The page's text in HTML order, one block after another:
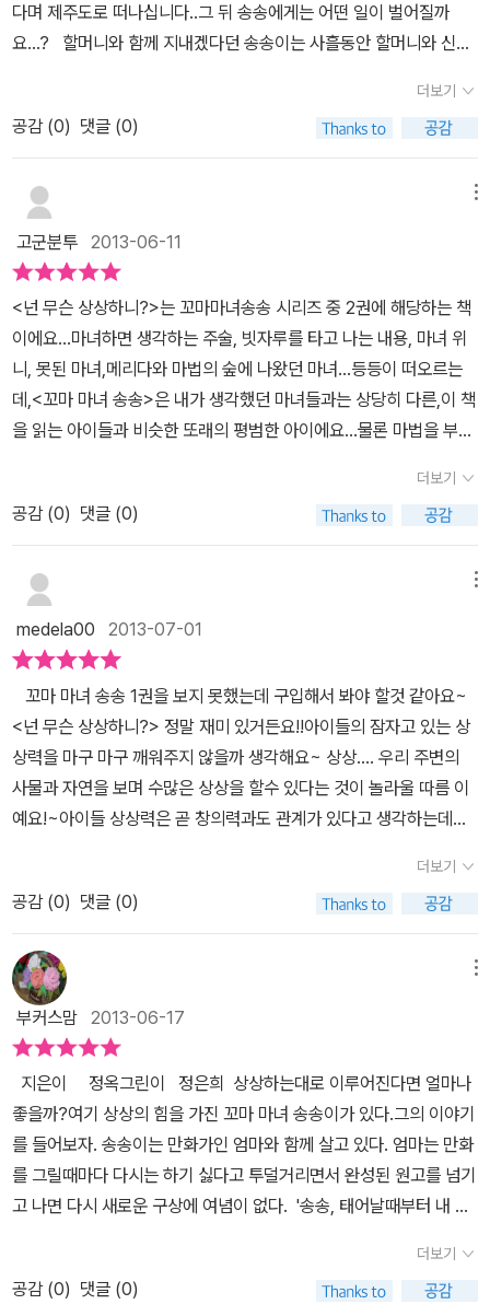
다며 제주도로 떠나십니다..그 뒤 송송에게는 어떤 일이 벌어질까
요...? 할머니와 함께 지내겠다던 송송이는 사흘동안 할머니와 신나
흘이 지나고 나서 할머니는 까치에게 들은 소식을 송송에게전해주는
데...엄마가 상상 열매를 한꺼번에 많이 먹어서 머리속 기억을 조금씩
조금씩지워버린다는 데...송송은 할머니를 뒤로 한 채 홀로 제주도에
가게 되고,할머니친구인 설문대할망을 찾아가라고 하고.... 정말 순간
마녀였던 설문대할망과 할머니이 이야기..엄마가 상상열매에 갇히는
이야기...용눈이오름에 올라가 보았던 다랑쉬 오름 이야기도 나오니...
정말 신기하다고 하네요..진짜로 보았던 장소가 책 속에서 나오니 말
이죠....^^ 책을 읽다보면 나도 이렇게 해보고 싶다..진짜 마녀가 되
서 빗자루 타고 여행가고 싶다..등상상의 나래를 펼치게 되는데...이
책은 읽으면서 왠지 설레고 맘이 붕 떠지는 느낌이예요..읽는 내내 참
미소가 지어지는 책이랍니다..내가 상상하고 있는 것을 살아나게 하
는 일....정말 신나는 일이겟죠...?상상만 하지 말고 ...글로 쓰거나 그
림을 그려보는 것도 참 재미난 일인것 같아요..신나고 재미난 상상의
더보기
공감 (0) 댓글 (0)
고군분투 2013-06-11
<넌 무슨 상상하니?>는 꼬마마녀송송 시리즈 중 2권에 해당하는 책
이에요...마녀하면 생각하는 주술, 빗자루를 타고 나는 내용, 마녀 위
니, 못된 마녀,메리다와 마법의 숲에 나왔던 마녀...등등이 떠오르는
데,<꼬마 마녀 송송>은 내가 생각했던 마녀들과는 상당히 다른,이 책
을 읽는 아이들과 비슷한 또래의 평범한 아이에요...물론 마법을 부릴
평가하는 걸로 시작되는데,많은 아이들이 자기 엄마를 떠올리며 공감
하지 않았을까 싶고,저는 읽으면서 조금 뜨끔한 부분이 있었어요...ㅋ
ㅋ만화가인 엄마가, 좋은 아이디어가 더이상 떠오르지 않는다고이어
도에 갔다가 돌아오지 않고, 송송은 엄마를 찾기 위해,할머니의 친구
는대로 마법을 부리는 게 아니라,다른 사람들의 상상력을 키워주
고, 그 상상대로 마법을 실행할 수 있고,각 사물이 원하는 바를 들어
서, 그대로 들어줄 수 있다는 점이기존의 다른 마녀에 대한 책들과 달
라요.... 송송이 마법을 부리려고 하는데, 주변 사람들의 부정적인 말
들이귀에 들어와 마법을 성공시키지 못하는 장면에선,부정적인 말...
사고에 대해 아이들에게 간접적으로 잘 전달했다 싶어서무척이나 마
음에 들었어요...책을 읽으면서 마음에 들었던 문구 중 하나는 '빗자루
들이 땅을 떠나가 하늘을 자유롭게 날게 된 거는, 첨으로 하늘을 날고
싶다꼬 상상한 빗자루가 있었기 때문이데이. 빗자루들은 땅을 쓰는
고 싶다꼬 상상한 빗자루, 가아가 참말로 대단한 아안기라. 마녀는 가
아가 하는 상상을 쪼매 도와줬을 뿐이제. 마녀의 마법은 바로 그런 기
다,'이에요 ...우리 아이들도 자기가 원하는 일을 자유롭게 하고 살 수
있도록나의 잣대에 맞춰서 무조건 안된다고 하지 않고, 긍정적인 사
고로 도와줘야겠단 생각이 드네요...아이들도 아이들이지만 엄마들이
봐도 배울 점이 많은 책이에요..^^
더보기
공감 (0) 댓글 (0)
medela00 2013-07-01
꼬마 마녀 송송 1권을 보지 못했는데 구입해서 봐야 할것 같아요~
<넌 무슨 상상하니?> 정말 재미 있거든요!!아이들의 잠자고 있는 상
상력을 마구 마구 깨워주지 않을까 생각해요~ 상상.... 우리 주변의
사물과 자연을 보며 수많은 상상을 할수 있다는 것이 놀라울 따름 이
예요!~아이들 상상력은 곧 창의력과도 관계가 있다고 생각하는데요
요!!~ 더구나 <넌 무슨 상상하니?>는 우리가 잘 알고 있는 이어도 섬
도 나오는데요~ 이야기 전개가 정말 상상을 하지 않으면 책 내용을
쉽게 이해하지 못할거예요~ 왜냐하면 현실과 상상속세계를 헷갈려
할테니까요~사실 제가 그랬어요! 역시 초등학교 딸아이와는 좀 다른
듯~ㅋㅋ전 이미 너무 어른이 되어 있어서 때가 많이 묻었나봐요~ 하
지만 아이들은 책을 읽는 그대로 받아들이고 또 쉽게 주인공이 되는
거 같아요!~ 송송이와 엄마~ 그리고 할머니가 등장하는 이야기는 음
~~~많은 상상력과 그리고 가족간의 애틋한 정이 느껴지는 이야기예
요^^ 만화작가인 엄마와 송송이는 매일 매일 티격태격 하는 사이
예요~딸보다 요구르트를 더더 좋아하는 엄마~ 서로 한마디씩 내뱉
는 말이 약간 퉁명스러운듯 하지만 둘 사이는 웬지 끈끈해 보인다고
해야 할까요? 항상 마감 직전에 만화를 그리는 엄마 때문에 송송이
도 함께 힘들게 되는데요~ 어느날 아침 엄마의 비명소리~엄마의 머
리속에 아무것도 떠오르질 않자 엄마는 상상의 섬 이어도로 떠나게
더보기
공감 (0) 댓글 (0)
부커스맘 2013-06-17
지은이 정옥그린이 정은희 상상하는대로 이루어진다면 얼마나
좋을까?여기 상상의 힘을 가진 꼬마 마녀 송송이가 있다.그의 이야기
를 들어보자. 송송이는 만화가인 엄마와 함께 살고 있다. 엄마는 만화
를 그릴때마다 다시는 하기 싫다고 투덜거리면서 완성된 원고를 넘기
고 나면 다시 새로운 구상에 여념이 없다. '송송, 태어날때부터 내 머
근데 그 상상을 제때 밖으로 퍼내지 않으면 어떻게 되겠니? 머릿속이
눅눅해지겠지? 그러면 비 오는 날처럼 기분이 우울해진다고. 우울해
더보기
공감 (0) 댓글 (0)